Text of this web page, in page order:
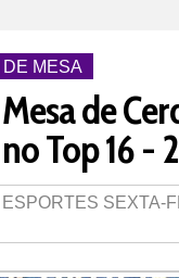
MESA
de
Top 16 -
SEXTA-